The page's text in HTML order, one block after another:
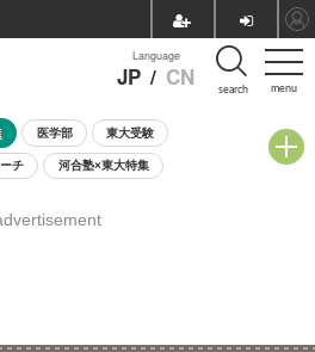
menu
Language
JP / CN search
医学部 東大受験
チ 河合塾×東大特集
催学校説明会・相談会